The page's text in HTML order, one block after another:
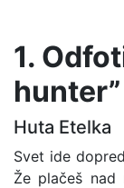
1.
hunter”
Huta Etelka
Svet ide
Že plačeš nad